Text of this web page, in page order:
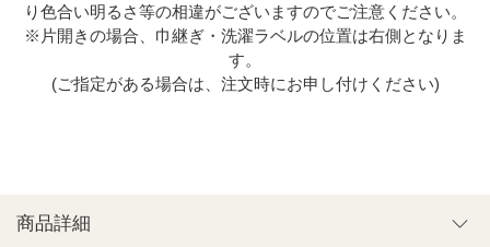
り色合い明るさ等の相違がございますのでご注意ください。
※片開きの場合、巾継ぎ・洗濯ラベルの位置は右側となりま
す。
(ご指定がある場合は、注文時にお申し付けください)
商品詳細